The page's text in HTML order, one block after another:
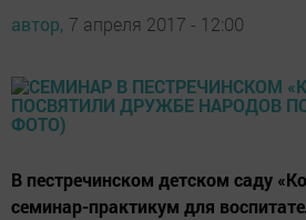
автор, 7 апреля 2017 - 12:00
В пестречинском детском саду
семинар-практикум для